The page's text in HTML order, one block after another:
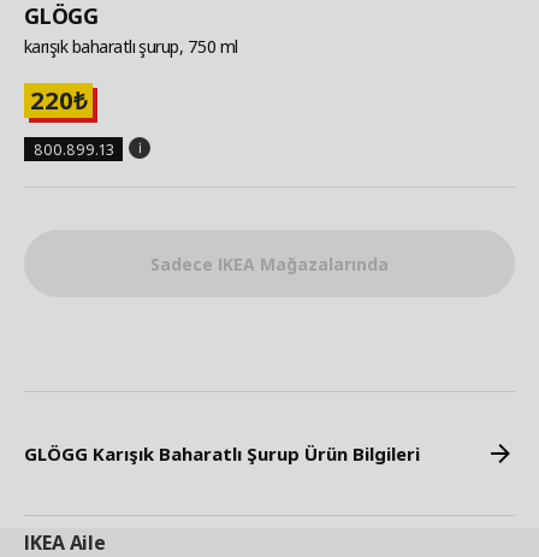
GLÖGG
karışık baharatlı şurup, 750 ml
220₺
800.899.13
Sadece IKEA Mağazalarında
GLÖGG Karışık Baharatlı Şurup Ürün Bilgileri
IKEAAile